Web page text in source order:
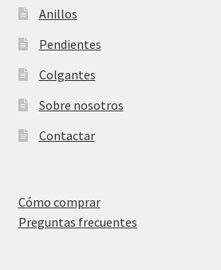
Anillos
Pendientes
Colgantes
Sobre nosotros
Contactar
Cómo comprar
Preguntas frecuentes